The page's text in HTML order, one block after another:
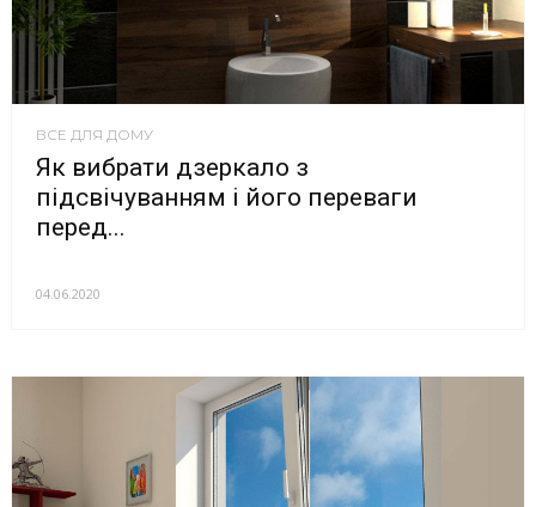
ВСЕ ДЛЯ ДОМУ
Як вибрати дзеркало з
підсвічуванням і його переваги
перед...
04.06.2020